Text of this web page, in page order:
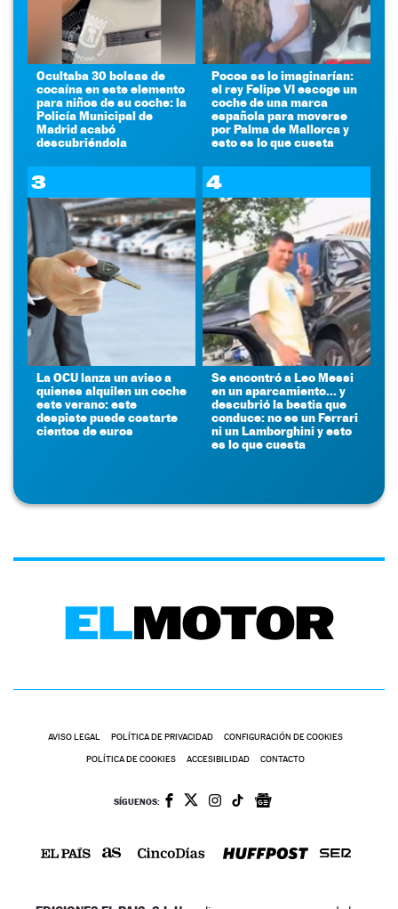
Ocultaba 30 bolsas de
cocaína en este elemento
para niños de su coche: la
Policía Municipal de
Madrid acabó
descubriéndola
Pocos se lo imaginarían:
el rey Felipe VI escoge un
coche de una marca
española para moverse
por Palma de Mallorca y
esto es lo que cuesta
3
La OCU lanza un aviso a
quienes alquilen un coche
este verano: este
despiste puede costarte
cientos de euros
4
Se encontró a Leo Messi
en un aparcamiento... y
descubrió la bestia que
conduce: no es un Ferrari
ni un Lamborghini y esto
es lo que cuesta
AVISO LEGAL POLÍTICA DE PRIVACIDAD CONFIGURACIÓN DE COOKIES
POLÍTICA DE COOKIES ACCESIBILIDAD CONTACTO
SÍGUENOS: